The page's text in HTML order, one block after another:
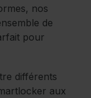
nos
de
pour
différents
aux